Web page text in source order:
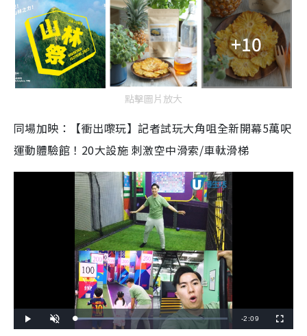
+10
點擊圖片放大
同場加映：【衝出嚟玩】記者試玩大角咀全新開幕5萬呎
運動體驗館！20大設施 刺激空中滑索/車軚滑梯
l
n
L
o
R
-2:09
u